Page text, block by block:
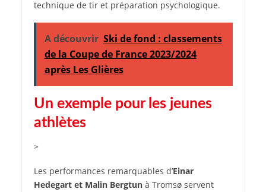
technique de tir et préparation psychologique.
A découvrir Ski de fond : classements
de la Coupe de France 2023/2024
après Les Glières
Un exemple pour les jeunes
athlètes
>
Les performances remarquables d’Einar
Hedegart et Malin Bergtunà Tromsø servent